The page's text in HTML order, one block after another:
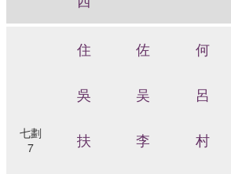
七劃
7
住 佐 何
吳 吴 呂
扶 李 村